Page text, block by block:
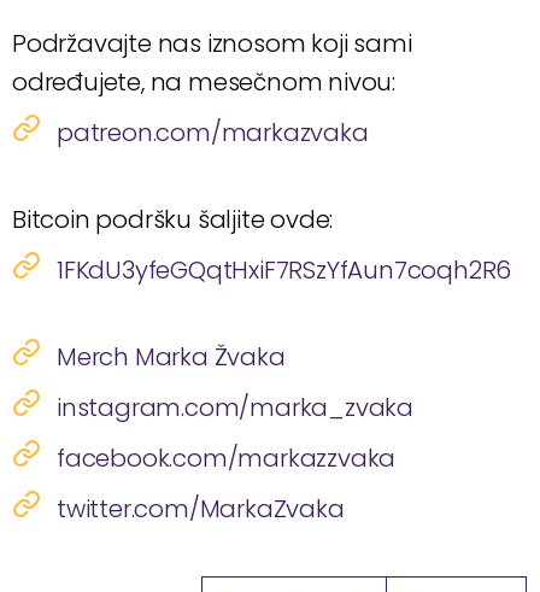
Podržavajte nas iznosom koji sami
određujete, na mesečnom nivou:
patreon.com/markazvaka
Bitcoin podršku šaljite ovde:
1FKdU3yfeGQqtHxiF7RSzYfAun7coqh2R6
Merch Marka Žvaka
instagram.com/marka_zvaka
facebook.com/markazzvaka
twitter.com/MarkaZvaka